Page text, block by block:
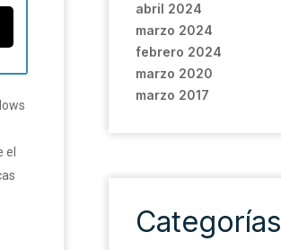
el
abril 2024
marzo 2024
febrero 2024
marzo 2020
marzo 2017
Categorías